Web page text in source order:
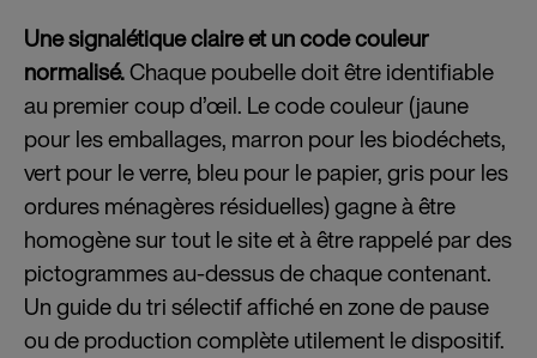
Une signalétique claire et un code couleur
normalisé.Chaque poubelle doit être identifiable
au premier coup d’œil. Le code couleur (jaune
pour les emballages, marron pour les biodéchets,
vert pour le verre, bleu pour le papier, gris pour les
ordures ménagères résiduelles) gagne à être
homogène sur tout le site et à être rappelé par des
pictogrammes au-dessus de chaque contenant.
Un guide du tri sélectif affiché en zone de pause
ou de production complète utilement le dispositif.